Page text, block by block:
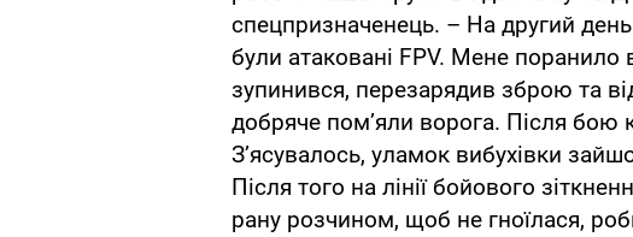
спецпризначенець. – На другий
були атаковані FPV. Мене поранило
зупинився, перезарядив зброю та
добряче пом’яли ворога. Після бою
З’ясувалось, уламок вибухівки
Після того на лінії бойового
рану розчином, щоб не гноїлася,